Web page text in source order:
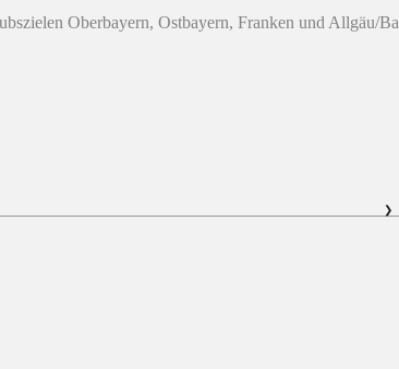
Oberbayern, Ostbayern, Franken und Allgäu/
❯